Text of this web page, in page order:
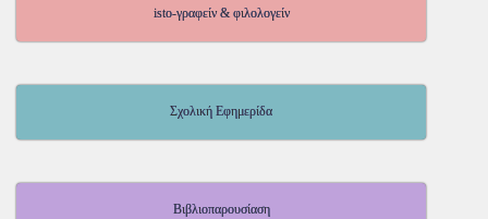
isto-γραφείν & φιλολογείν
Σχολική Εφημερίδα
Βιβλιοπαρουσίαση